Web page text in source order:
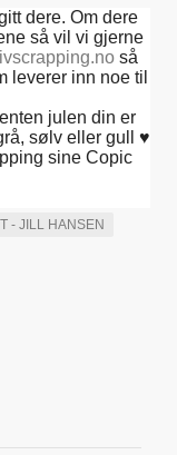
dere. Om dere
så vil vi gjerne
så
leverer inn noe til
julen din er
sølv eller gull ♥
sine Copic
- JILL HANSEN